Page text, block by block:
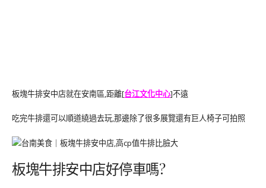
板塊牛排安中店就在安南區,距離[台江文化中心]不遠
吃完牛排還可以順道繞過去玩,那邊除了很多展覽還有巨人椅子可拍照
板塊牛排安中店好停車嗎?